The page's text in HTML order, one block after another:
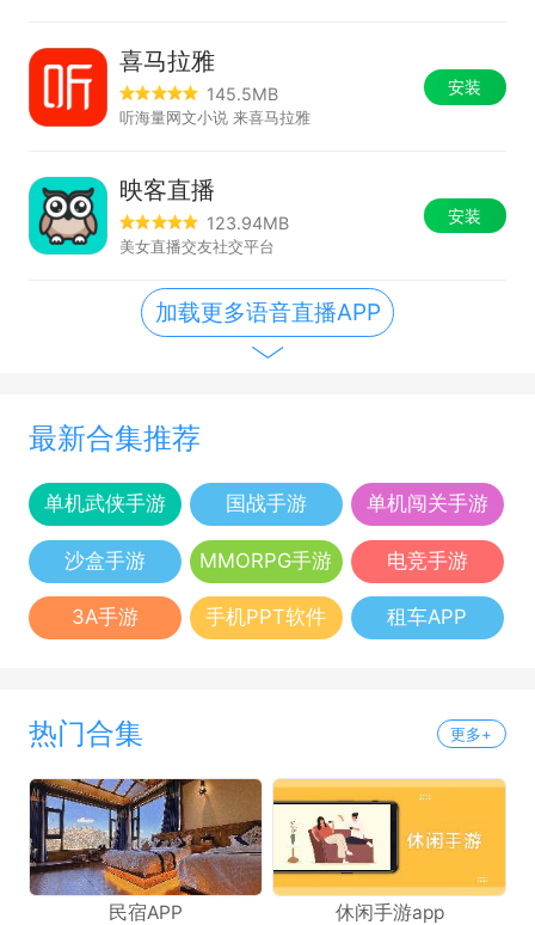
喜马拉雅
145.5MB
听海量网文小说 来喜马拉雅
安装
映客直播
123.94MB
美女直播交友社交平台
安装
加载更多语音直播APP
最新合集推荐
单机武侠手游 国战手游 单机闯关手游
沙盒手游 MMORPG手游 电竞手游
3A手游 手机PPT软件 租车APP
热门合集 更多+
民宿APP 休闲手游app